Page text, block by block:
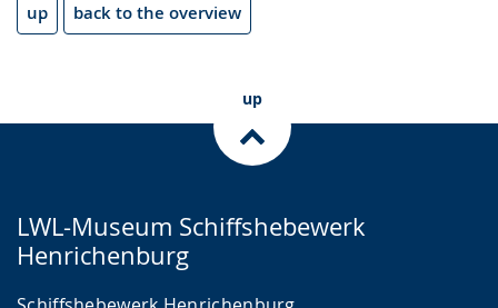
up back to the overview
up
LWL-Museum Schiffshebewerk
Henrichenburg